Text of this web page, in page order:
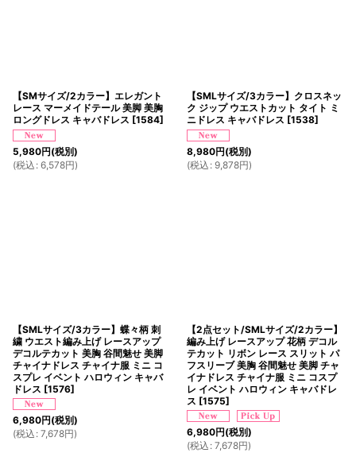
【SMサイズ/2カラー】エレガント
レース マーメイドテール 美脚 美胸
ロングドレス キャバドレス [1584]
5,980円(税別)
(税込 : 6,578円)
【SMLサイズ/3カラー】クロスネッ
ク ジップ ウエストカット タイト ミ
ニドレス キャバドレス [1538]
8,980円(税別)
(税込 : 9,878円)
【SMLサイズ/3カラー】蝶々柄 刺
繍 ウエスト編み上げ レースアップ
デコルテカット 美胸 谷間魅せ 美脚
チャイナドレス チャイナ服 ミニ コ
スプレ イベント ハロウィン キャバ
ドレス [1576]
6,980円(税別)
(税込 : 7,678円)
【2点セット/SMLサイズ/2カラー】
編み上げ レースアップ 花柄 デコル
テカット リボン レース スリット パ
フスリーブ 美胸 谷間魅せ 美脚 チャ
イナドレス チャイナ服 ミニ コスプ
レ イベント ハロウィン キャバドレ
ス [1575]
6,980円(税別)
(税込 : 7,678円)